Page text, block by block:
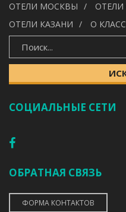
ОТЕЛИ МОСКВЫ
ОТЕЛИ
ОТЕЛИ КАЗАНИ
О
СОЦИАЛЬНЫЕ СЕТИ
ОБРАТНАЯ СВЯЗЬ
ФОРМА КОНТАКТОВ